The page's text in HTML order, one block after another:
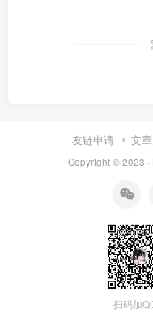
友链申请 文
Copyright © 2023 ·
扫码加